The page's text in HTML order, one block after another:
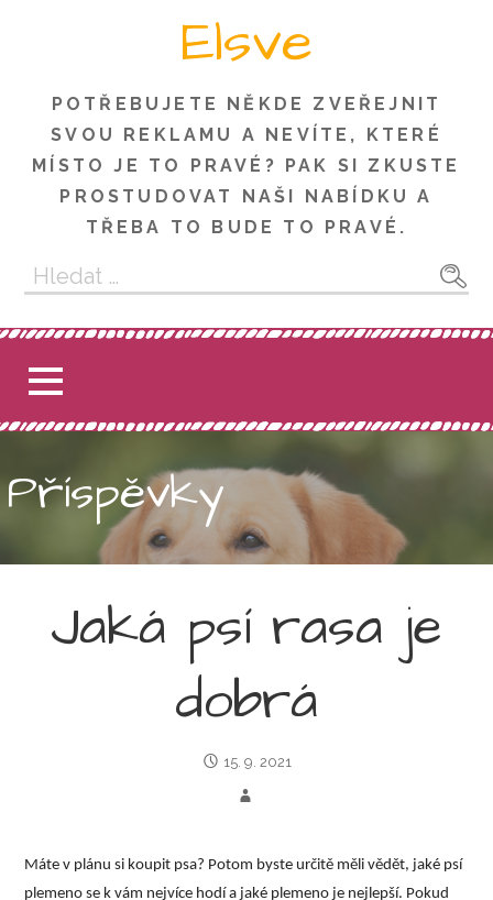
Elsve
POTŘEBUJETE NĚKDE ZVEŘEJNIT
SVOU REKLAMU A NEVÍTE, KTERÉ
MÍSTO JE TO PRAVÉ? PAK SI ZKUSTE
PROSTUDOVAT NAŠI NABÍDKU A
TŘEBA TO BUDE TO PRAVÉ.
Vyhledávání
Příspěvky
Jaká psí rasa je
dobrá
15. 9. 2021
Máte v plánu si koupit psa? Potom byste určitě měli vědět, jaké psí
plemeno se k vám nejvíce hodí a jaké plemeno je nejlepší. Pokud